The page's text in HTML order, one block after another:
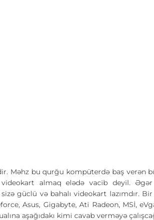
Məhz bu qurğu kompüterdə baş verən
almaq elədə vacib deyil.
güclü və bahalı videokart lazımdır.
Asus, Gigabyte, Ati Radeon, MSİ,
aşağıdakı kimi cavab verməyə